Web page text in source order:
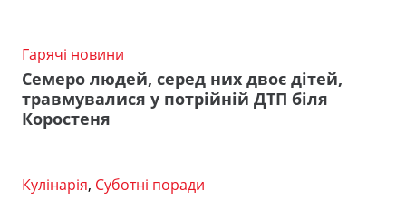
Гарячі новини
Семеро людей, серед них двоє дітей,
травмувалися у потрійній ДТП біля
Коростеня
Кулінарія, Суботні поради